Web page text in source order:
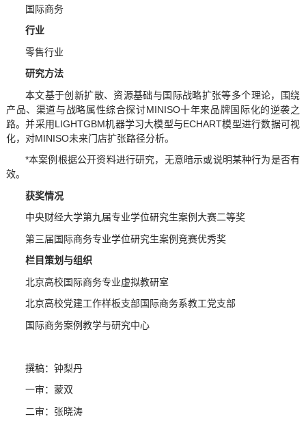
国际商务
行业
零售行业
研究方法
本文基于创新扩散、资源基础与国际战略扩张等多个理论，围绕
产品、渠道与战略属性综合探讨MINISO十年来品牌国际化的逆袭之
路。并采用LIGHTGBM机器学习大模型与ECHART模型进行数据可视
化，对MINISO未来门店扩张路径分析。
*本案例根据公开资料进行研究，无意暗示或说明某种行为是否有
效。
获奖情况
中央财经大学第九届专业学位研究生案例大赛二等奖
第三届国际商务专业学位研究生案例竞赛优秀奖
栏目策划与组织
北京高校国际商务专业虚拟教研室
北京高校党建工作样板支部国际商务系教工党支部
国际商务案例教学与研究中心
撰稿：钟梨丹
一审：蒙双
二审：张晓涛